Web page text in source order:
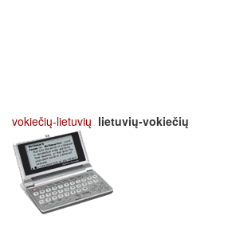
vokiečių-lietuvių lietuvių-vokiečių